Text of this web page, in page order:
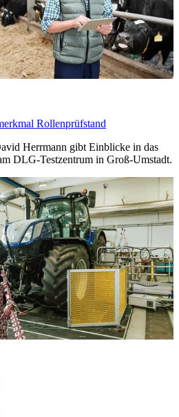
Rollenprüfstand
Herrmann gibt Einblicke in das
DLG-Testzentrum in Groß-Umstadt.